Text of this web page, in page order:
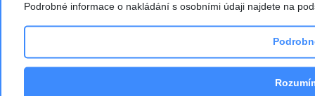
29. 5. 2026
Podrobné informace o nakládání s osobními údaji najdete na